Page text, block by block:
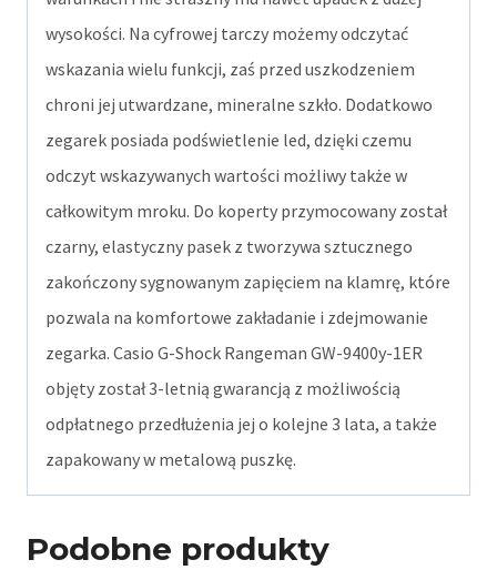
wysokości. Na cyfrowej tarczy możemy odczytać
wskazania wielu funkcji, zaś przed uszkodzeniem
chroni jej utwardzane, mineralne szkło. Dodatkowo
zegarek posiada podświetlenie led, dzięki czemu
odczyt wskazywanych wartości możliwy także w
całkowitym mroku. Do koperty przymocowany został
czarny, elastyczny pasek z tworzywa sztucznego
zakończony sygnowanym zapięciem na klamrę, które
pozwala na komfortowe zakładanie i zdejmowanie
zegarka. Casio G-Shock Rangeman GW-9400y-1ER
objęty został 3-letnią gwarancją z możliwością
odpłatnego przedłużenia jej o kolejne 3 lata, a także
zapakowany w metalową puszkę.
Podobne produkty